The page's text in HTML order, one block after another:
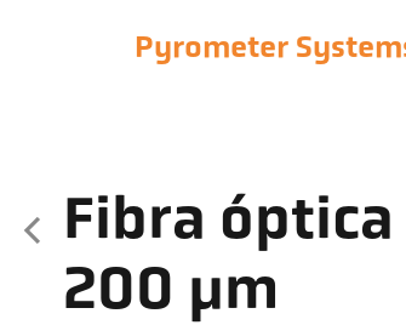
Pyrometer
Fibra óptica
200 µm